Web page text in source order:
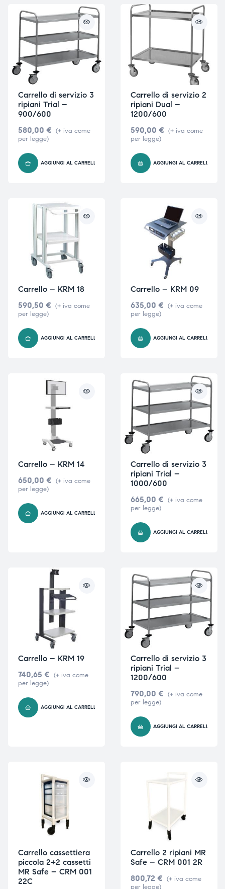
Carrello di servizio 3
ripiani Trial –
900/600
580,00 € (+ iva come
per legge)
AGGIUNGI AL CARRELLO
Carrello di servizio 2
ripiani Dual –
1200/600
590,00 € (+ iva come
per legge)
AGGIUNGI AL CARRELLO
Carrello – KRM 18
590,50 € (+ iva come
per legge)
AGGIUNGI AL CARRELLO
Carrello – KRM 09
635,00 € (+ iva come
per legge)
AGGIUNGI AL CARRELLO
Carrello – KRM 14
650,00 € (+ iva come
per legge)
AGGIUNGI AL CARRELLO
Carrello di servizio 3
ripiani Trial –
1000/600
665,00 € (+ iva come
per legge)
AGGIUNGI AL CARRELLO
Carrello – KRM 19
740,65 € (+ iva come
per legge)
AGGIUNGI AL CARRELLO
Carrello di servizio 3
ripiani Trial –
1200/600
790,00 € (+ iva come
per legge)
AGGIUNGI AL CARRELLO
Carrello cassettiera
piccola 2+2 cassetti
MR Safe – CRM 001
22C
Carrello 2 ripiani MR
Safe – CRM 001 2R
800,72 € (+ iva come
per legge)